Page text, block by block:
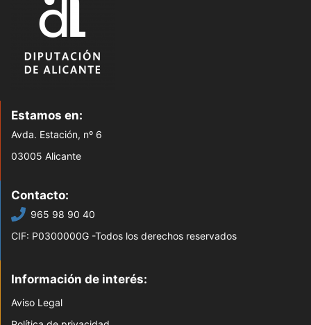
Estamos en:
Avda. Estación, nº 6
03005 Alicante
Contacto:
965 98 90 40
CIF: P0300000G -Todos los derechos reservados
Información de interés:
Aviso Legal